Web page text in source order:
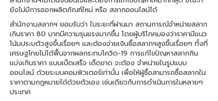
ยังไม่มีการออกผลิตภัณฑ์ใหม่ หรือ สลากออนไลน์ได้
สำนักงานสลากฯ ยอมรับว่า ในระยะที่ผ่านมา สถานการณ์จำหน่ายสลาก
เกินราคา 80 บาทมีความรุนแรงมากขึ้น โดยผู้บริโภคมองว่าราคามีแนว
โน้มประบตัวสูงขึ้นเรื่อยๆ และต้องจ่ายเงินซื้อสลากฯสูงขึ้นเรื่อยๆ ทั้งที่
เศรษฐไทยไม่ได้ฟื้นจากผลกระทบโควิด-19 การแก้ไขปัญหาสลากกิน
แบ่งเกินราคา แบบเบ็ดเสร็จ เด็ดขาด จะต้อง จำหน่ายในรูปแบบ
ออนไลน์ ด้วยระบบคอมพิวเตอร์เท่านั้น เพื่อให้ผู้ซื้อสามารถซื้อสลากใน
ราคาตามกฎหมายได้ด้วยตัวเอง เช่นเดียวกับการดำเนินการในหลายๆ
ประเทศ